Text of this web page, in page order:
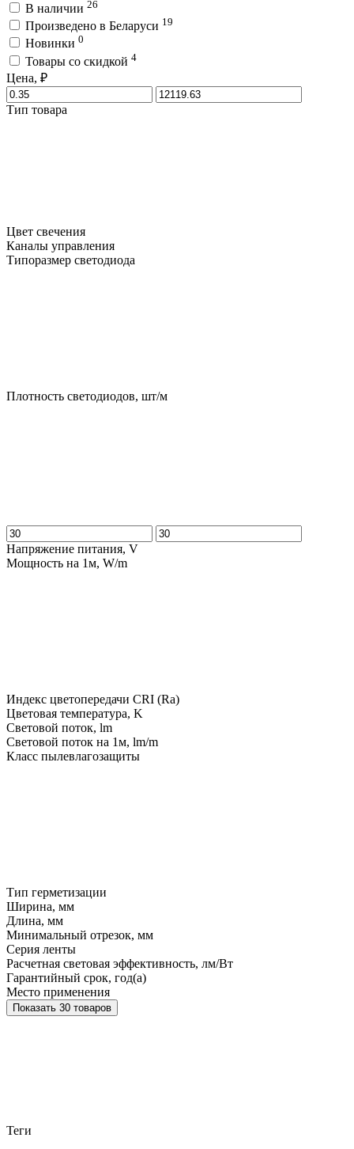
В наличии 26
Произведено в Беларуси 19
Новинки 0
Товары со скидкой 4
Цена, ₽
Тип товара
Цвет свечения
Каналы управления
Типоразмер светодиода
Плотность светодиодов, шт/м
Напряжение питания, V
Мощность на 1м, W/m
Индекс цветопередачи CRI (Ra)
Цветовая температура, K
Световой поток, lm
Световой поток на 1м, lm/m
Класс пылевлагозащиты
Тип герметизации
Ширина, мм
Длина, мм
Минимальный отрезок, мм
Серия ленты
Расчетная световая эффективность, лм/Вт
Гарантийный срок, год(а)
Место применения
Показать 30 товаров
Теги